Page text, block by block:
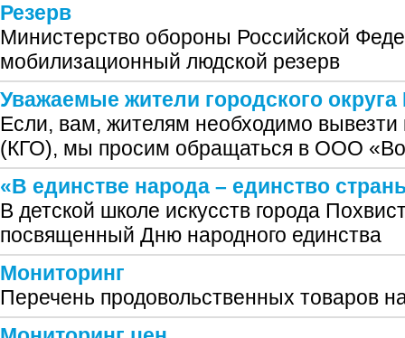
Резерв
Министерство обороны Российской
мобилизационный людской резерв
Уважаемые жители городского
Если, вам, жителям необходимо вывезти
(КГО), мы просим обращаться в ООО
«В единстве народа – единство
В детской школе искусств города
посвященный Дню народного единства
Мониторинг
Перечень продовольственных товаров